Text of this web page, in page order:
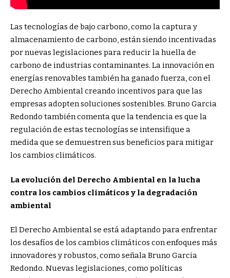
Las tecnologías de bajo carbono, como la captura y
almacenamiento de carbono, están siendo incentivadas
por nuevas legislaciones para reducir la huella de
carbono de industrias contaminantes. La innovación en
energías renovables también ha ganado fuerza, con el
Derecho Ambiental creando incentivos para que las
empresas adopten soluciones sostenibles. Bruno Garcia
Redondo también comenta que la tendencia es que la
regulación de estas tecnologías se intensifique a
medida que se demuestren sus beneficios para mitigar
los cambios climáticos.
La evolución del Derecho Ambiental en la lucha
contra los cambios climáticos y la degradación
ambiental
El Derecho Ambiental se está adaptando para enfrentar
los desafíos de los cambios climáticos con enfoques más
innovadores y robustos, como señala Bruno Garcia
Redondo. Nuevas legislaciones, como políticas